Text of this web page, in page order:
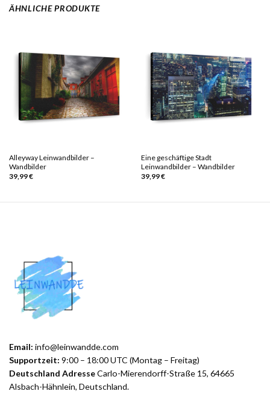
ÄHNLICHE PRODUKTE
Alleyway Leinwandbilder –
Wandbilder
39,99€
Eine geschäftige Stadt
Leinwandbilder – Wandbilder
39,99€
Email: info@leinwandde.com
Supportzeit: 9:00 – 18:00 UTC (Montag – Freitag)
Deutschland AdresseCarlo-Mierendorff-Straße 15, 64665
Alsbach-Hähnlein, Deutschland.